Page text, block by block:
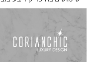
הבית